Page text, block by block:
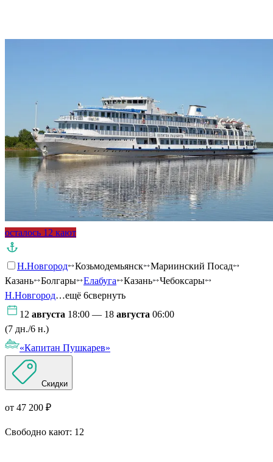
осталось 12 кают
Н.Новгород Козьмодемьянск
Мариинский Посад
Казань
Болгары Елабуга Казань
Чебоксары
Н.Новгород…ещё 6свернуть
12 августа 18:00 — 18 августа 06:00
(7 дн./6 н.)
«Капитан Пушкарев»
Скидки
от 47 200 ₽
Свободно кают: 12